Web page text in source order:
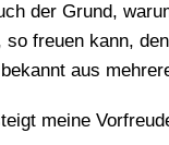
der Grund,
so freu­en kann,
aus
mei­ne